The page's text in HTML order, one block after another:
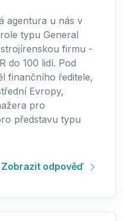
agentura u nás v
typu General
firmu -
do 100 lidí. Pod
finančního ředitele,
Evropy,
pro
představu typu
Zobrazit odpověď